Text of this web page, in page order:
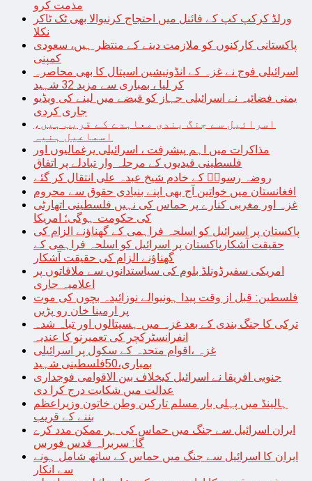
مذمت کرو
ورلڈ کرکپ کپ کے فائنل میں احتجاج کرنیوالا بھی ٹک ٹاکر
نکلا
پاکستانی کارکنوں کو ملازمت دینے کے منتظر ہیں، سعودی
کمپنی
اسرائیلی فوج نے غزہ کے انڈونیشین اسپتال کا بھی محاصرہ
کر لیا ، بمباری سے مزید 32 شہید
یمنی فضائیہ نے اسرائیلی جہاز کو قبضے میں لینے کی ویڈیو
جاری کردی
اسرائیل سے جنگ بندی معاہدے کے قریب ہیں،
اسماعیل ہنیہ
مذاکرات میں اہم پیشرفت ، اسرائیلی یرغمالیوں اور
فلسطینی قیدیوں کے مرحلہ وار تبادلے پر اتفاق
روضہ رسولؐ کے خادم شیخ عبدہ علی انتقال کر گئے
افغانستان میں خواتین آج بھی اپنے بنیادی حقوق سے محروم
غزہ اور مغربی کنارے پر حماس کی نہیں فلسطینی اتھارٹی
کی حکومت ہوگی؛ امریکا
پاکستان پر اسرائیل کو اسلحہ فراہمی کے گھناؤنے الزام کی
حقیقت آشکارپاکستان پر اسرائیل کو اسلحہ فراہمی کے
گھناؤنے الزام کی حقیقت آشکار
امریکی سفیرڈونلڈ بلوم کی سیاستدانوں سے ملاقاتوں پر
اعلامیہ جاری
فلسطین: قبل از وقت پیدا ہونیوالے نوزائیدہ بچوں کی موت
پر ارمینا خان رو پڑیں
ترکی کا جنگ بندی کے بعد غزہ میں ہسپتالوں اور تباہ شدہ
انفرانسٹرکچر کی تعمیرنو کا عندیہ
غزہ ،اقوام متحدہ کے سکول پر اسرائیلی
بمباری،50فلسطینی شہید
جنوبی افریقا نے اسرائیل کیخلاف بین الاقوامی فوجداری
عدالت میں شکایت درج کرا دی
ہالینڈ میں پہلی بار مسلم تارکین وطن خاتون وزیراعظم
بننے کے قریب
ایران اسرائیل سے جنگ میں حماس کی ہر ممکن مدد کرے
گا: سربراہ قدس فورس
ایران کا اسرائیل سے جنگ میں حماس کے ساتھ شامل ہونے
سے انکار